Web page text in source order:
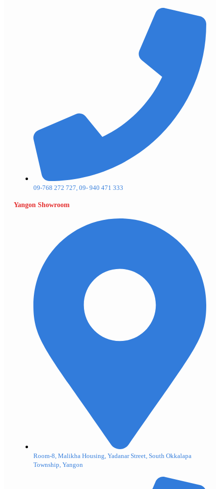
09-768 272 727, 09- 940 471 333
Yangon Showroom
Room-8, Malikha Housing, Yadanar Street, South Okkalapa
Township, Yangon